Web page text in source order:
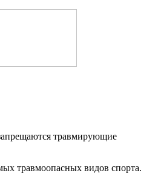
травмирующие
травмоопасных видов спорта.